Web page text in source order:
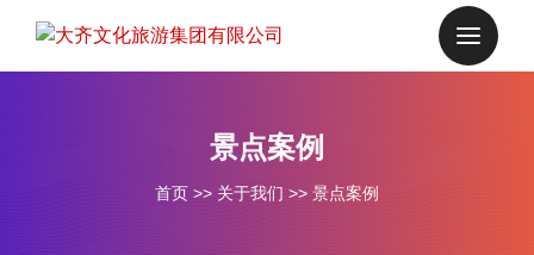
景点案例
首页 >> 关于我们 >> 景点案例